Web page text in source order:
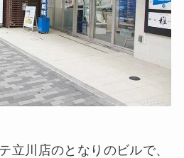
立川店のとなりのビルで、